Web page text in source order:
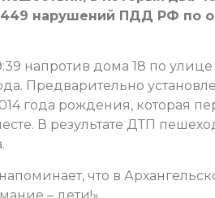
нарушений ПДД РФ по
напротив дома 18 по
Предварительно
года рождения, которая
В результате ДТП
что в
– дети!».